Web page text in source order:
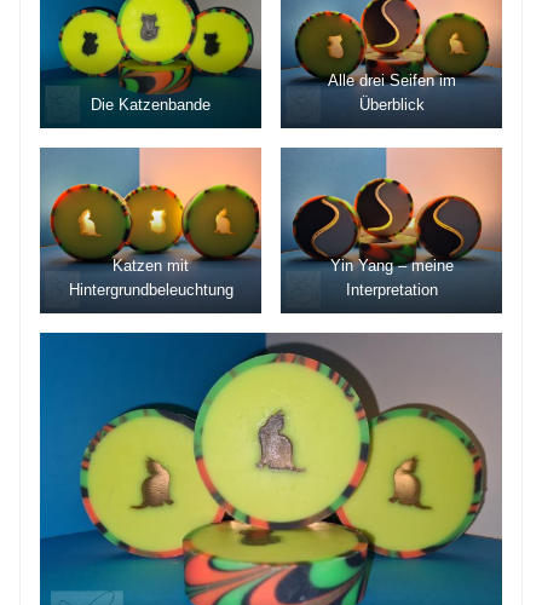
Die Katzenbande
Alle drei Seifen im
Überblick
Katzen mit
Hintergrundbeleuchtung
Yin Yang – meine
Interpretation